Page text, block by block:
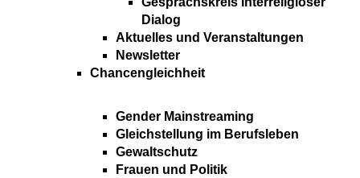
Dialog
Aktuelles und Veranstaltungen
Newsletter
Chancengleichheit
Gender Mainstreaming
Gleichstellung im Berufsleben
Gewaltschutz
Frauen und Politik